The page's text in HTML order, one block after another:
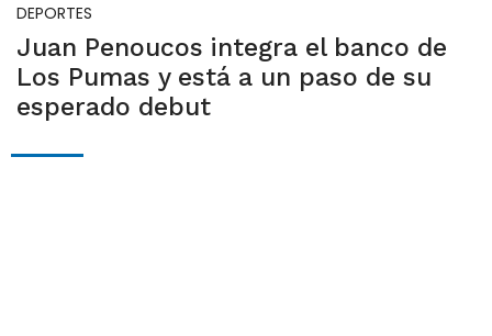
DEPORTES
Juan Penoucos integra el banco de
Los Pumas y está a un paso de su
esperado debut